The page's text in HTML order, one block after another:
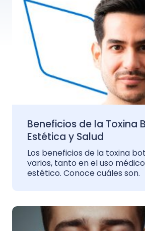
Beneficios de la Toxina
Estética y Salud
Los beneficios de la toxina
varios, tanto en el uso
estético. Conoce cuáles son.